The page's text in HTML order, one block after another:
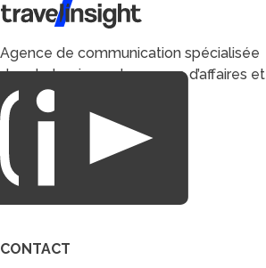
Travel Insight
Agence de communication spécialisée
dans le tourisme du voyage d’affaires et
du loisirs.
CONTACT